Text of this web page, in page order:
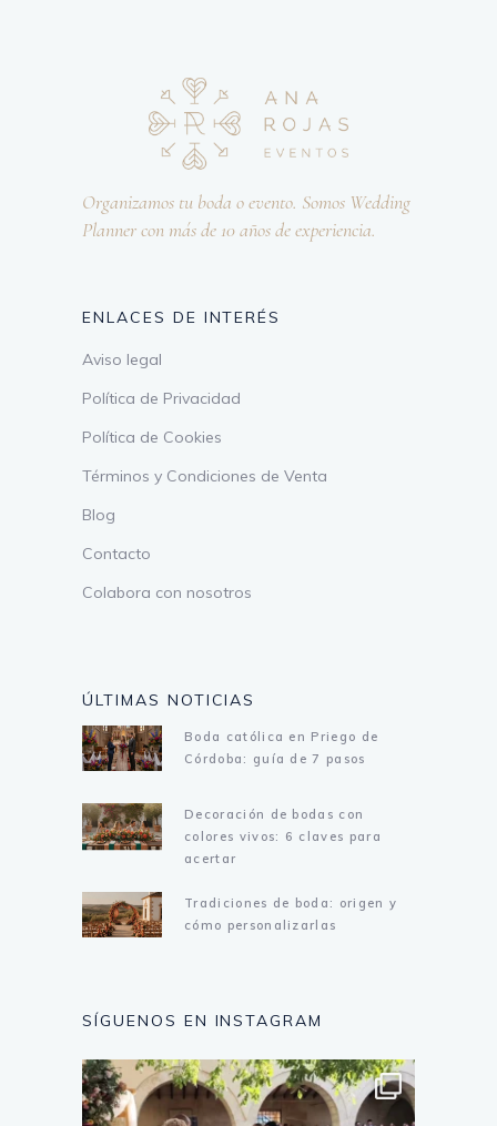
Organizamos tu boda o evento. Somos Wedding
Planner con más de 10 años de experiencia.
ENLACES DE INTERÉS
Aviso legal
Política de Privacidad
Política de Cookies
Términos y Condiciones de Venta
Blog
Contacto
Colabora con nosotros
ÚLTIMAS NOTICIAS
Boda católica en Priego de
Córdoba: guía de 7 pasos
Decoración de bodas con
colores vivos: 6 claves para
acertar
Tradiciones de boda: origen y
cómo personalizarlas
SÍGUENOS EN INSTAGRAM